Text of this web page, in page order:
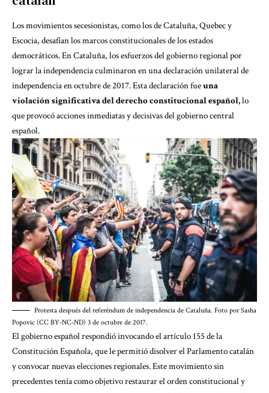
Los movimientos secesionistas, como los deCataluña, Quebec y
Escocia, desafían los marcos constitucionales de los estados
democráticos. En Cataluña, los esfuerzos del gobierno regional por
lograr la independencia culminaron en una declaración unilateral de
independencia en octubre de 2017. Esta declaración fueuna
violación significativa del derecho constitucional español,lo
que provocó acciones inmediatas y decisivas del gobierno central
español.
Protesta después del referéndum de independencia de Cataluña. Foto por Sasha
Popovic (CC BY-NC-ND) 3 de octubre de 2017.
El gobierno español respondió invocando el artículo 155 de la
Constitución Española, que le permitió disolver el Parlamento catalán
y convocar nuevas elecciones regionales. Este movimiento sin
precedentes tenía como objetivo restaurar el orden constitucional y